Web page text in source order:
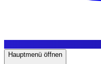
Hauptmenü öffnen